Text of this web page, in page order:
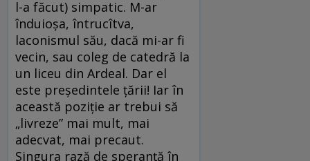
l-a făcut) simpatic. M-ar
înduioşa, întrucîtva,
laconismul său, dacă mi-ar fi
vecin, sau coleg de catedră la
un liceu din Ardeal. Dar el
este preşedintele ţării! Iar în
această poziţie ar trebui să
„livreze” mai mult, mai
adecvat, mai precaut.
Singura rază de speranţă în